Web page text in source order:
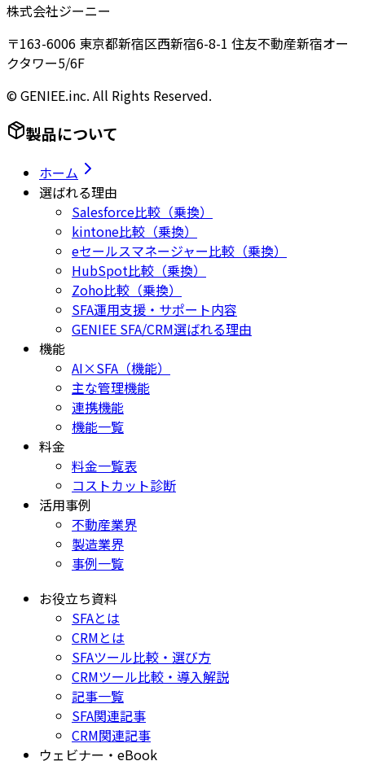
株式会社ジーニー
〒163-6006 東京都新宿区西新宿6-8-1 住友不動産新宿オー
クタワー5/6F
© GENIEE.inc. All Rights Reserved.
製品について
ホーム
選ばれる理由
Salesforce比較（乗換）
kintone比較（乗換）
eセールスマネージャー比較（乗換）
HubSpot比較（乗換）
Zoho比較（乗換）
SFA運用支援・サポート内容
GENIEE SFA/CRM選ばれる理由
機能
AI×SFA（機能）
主な管理機能
連携機能
機能一覧
料金
料金一覧表
コストカット診断
活用事例
不動産業界
製造業界
事例一覧
お役立ち資料
SFAとは
CRMとは
SFAツール比較・選び方
CRMツール比較・導入解説
記事一覧
SFA関連記事
CRM関連記事
ウェビナー・eBook